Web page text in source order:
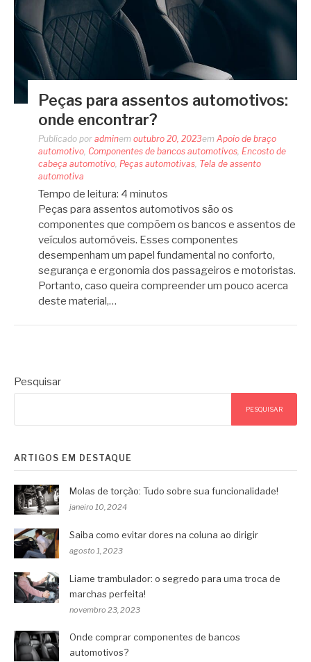
Peças para assentos automotivos:
onde encontrar?
Publicado por adminem outubro 20, 2023em Apoio de braço
automotivo, Componentes de bancos automotivos, Encosto de
cabeça automotivo, Peças automotivas, Tela de assento
automotiva
Tempo de leitura: 4 minutos
Peças para assentos automotivos são os
componentes que compõem os bancos e assentos de
veículos automóveis. Esses componentes
desempenham um papel fundamental no conforto,
segurança e ergonomia dos passageiros e motoristas.
Portanto, caso queira compreender um pouco acerca
deste material,…
Pesquisar
PESQUISAR
ARTIGOS EM DESTAQUE
Molas de torção: Tudo sobre sua funcionalidade!
janeiro 10, 2024
Saiba como evitar dores na coluna ao dirigir
agosto 1, 2023
Liame trambulador: o segredo para uma troca de
marchas perfeita!
novembro 23, 2023
Onde comprar componentes de bancos
automotivos?